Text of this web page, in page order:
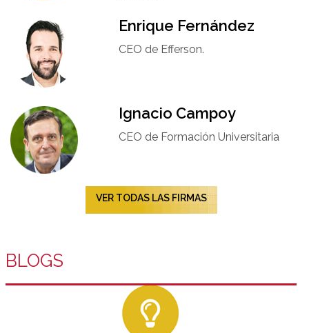
Enrique Fernández
CEO de Efferson.
Ignacio Campoy​
CEO de Formación Universitaria​
VER TODAS LAS FIRMAS
BLOGS